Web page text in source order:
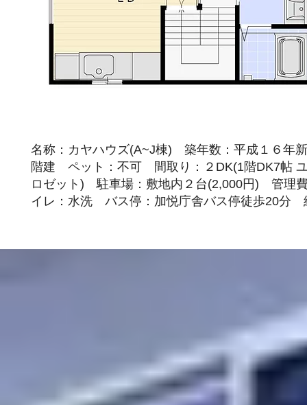
名称：カヤハウズ(A~J棟) 築年数：平成１６年
階建 ペット：不可 間取り：２DK(1階DK7帖
ロゼット) 駐車場：敷地内２台(2,000円) 管理
イレ：水洗 バス停：加悦庁舎バス停徒歩20分